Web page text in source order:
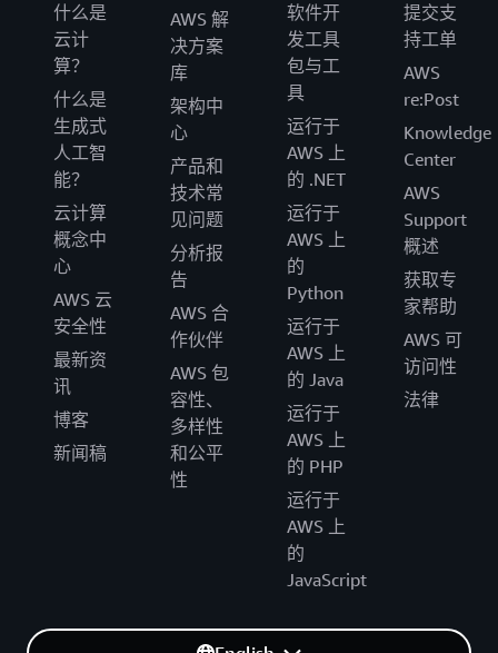
什么是
云计
算？
什么是
生成式
人工智
能？
云计算
概念中
心
AWS 云
安全性
最新资
讯
博客
新闻稿
AWS 解
决方案
库
架构中
心
产品和
技术常
见问题
分析报
告
AWS 合
作伙伴
AWS 包
容性、
多样性
和公平
性
软件开
发工具
包与工
具
运行于
AWS 上
的 .NET
运行于
AWS 上
的
Python
运行于
AWS 上
的 Java
运行于
AWS 上
的 PHP
运行于
AWS 上
的
JavaScript
提交支
持工单
AWS
re:Post
Knowledge
Center
AWS
Support
概述
获取专
家帮助
AWS 可
访问性
法律